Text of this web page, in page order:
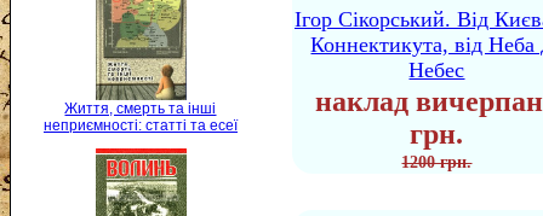
Життя, смерть та інші
неприємності: статті та есеї
Ігор Сікорський. Від
Коннектикута, від Неба
Небес
наклад
грн.
1200 грн.